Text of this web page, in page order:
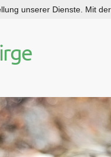
unserer Dienste. Mit